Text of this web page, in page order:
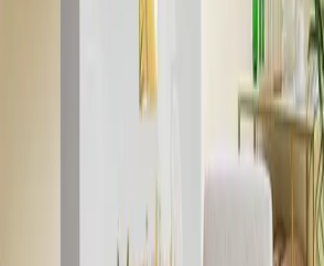
Panoramablick auf die Bucht von Puck. Warmes,
frische Meeresluft sind eine Kombination, die
jeder Jahreszeit auszeichnet.
Trockensauna —
Ein Saunagang in der Trockensauna ist eine